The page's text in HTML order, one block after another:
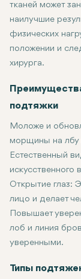
тканей может
наилучшие
физических
положении и
хирурга.
подтяжки
Моложе и
морщины на лбу
Естественный
Открытие глаз:
лицо и делает
Повышает
лоб и линия
уверенными.
Типы